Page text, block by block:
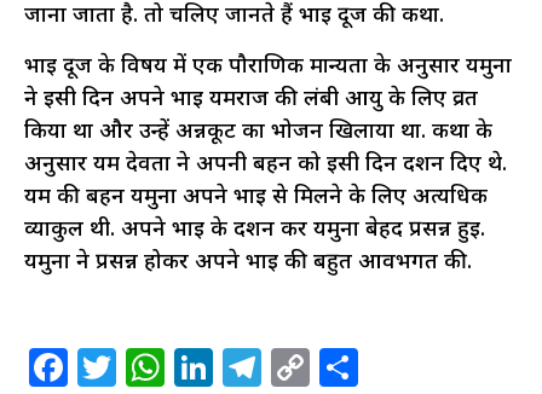
जाना जाता है. तो चलिए जानते हैं भाई दूज की कथा.
भाई दूज के विषय में एक पौराणिक मान्यता के अनुसार यमुना
ने इसी दिन अपने भाई यमराज की लंबी आयु के लिए व्रत
किया था और उन्हें अन्नकूट का भोजन खिलाया था. कथा के
अनुसार यम देवता ने अपनी बहन को इसी दिन दर्शन दिए थे.
यम की बहन यमुना अपने भाई से मिलने के लिए अत्यधिक
व्याकुल थी. अपने भाई के दर्शन कर यमुना बेहद प्रसन्न हुई.
यमुना ने प्रसन्न होकर अपने भाई की बहुत आवभगत की.
Facebook
Twitter
WhatsApp
LinkedIn
Telegram
Copy